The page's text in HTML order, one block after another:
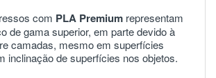
com PLA Premium representam
de gama superior, em parte devido à
camadas, mesmo em superfícies
inclinação de superfícies nos objetos.